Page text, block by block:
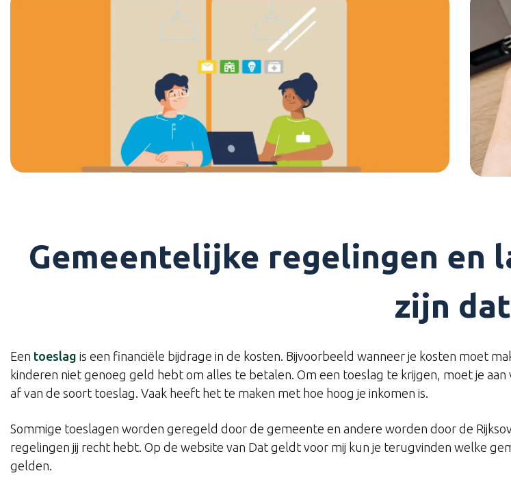
Gemeentelijke regelingen en
zijn
Een toeslag is een financiële bijdrage in de kosten. Bijvoorbeeld wanneer je kosten moet
kinderen niet genoeg geld hebt om alles te betalen. Om een toeslag te krijgen, moet je
af van de soort toeslag. Vaak heeft het te maken met hoe hoog je inkomen is.
Sommige toeslagen worden geregeld door de gemeente en andere worden door de
regelingen jij recht hebt. Op de website van Dat geldt voor mij kun je terugvinden welke
gelden.